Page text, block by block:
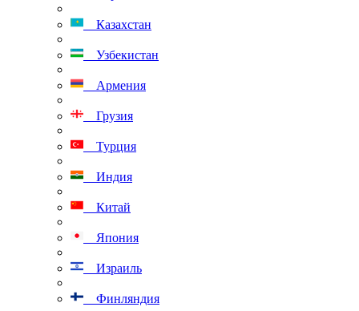
Казахстан
Узбекистан
Армения
Грузия
Турция
Индия
Китай
Япония
Израиль
Финляндия